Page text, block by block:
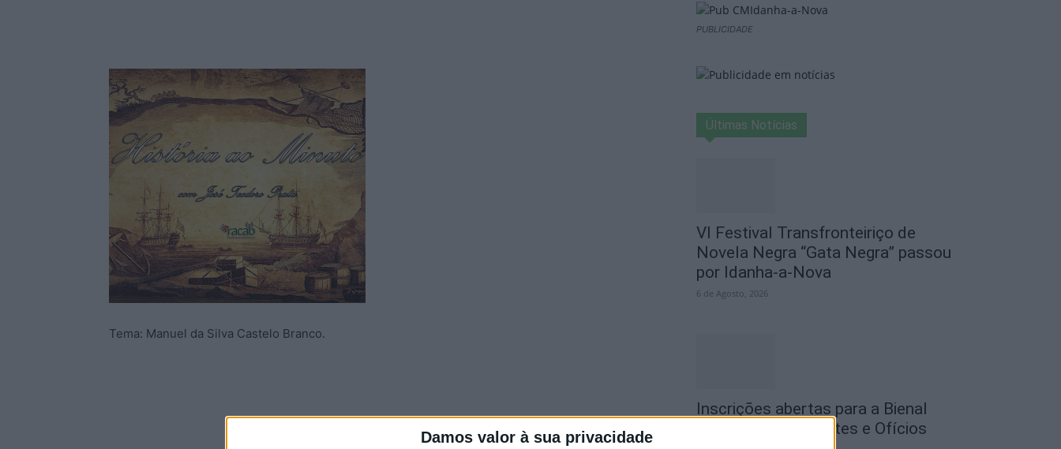
Damos valor à sua privacidade
Tema: Manuel da Silva Castelo Branco.
PUBLICIDADE
Últimas Notícias
VI Festival Transfronteiriço de
Novela Negra “Gata Negra” passou
por Idanha-a-Nova
6 de Agosto, 2026
Inscrições abertas para a Bienal
Internacional de Artes e Ofícios